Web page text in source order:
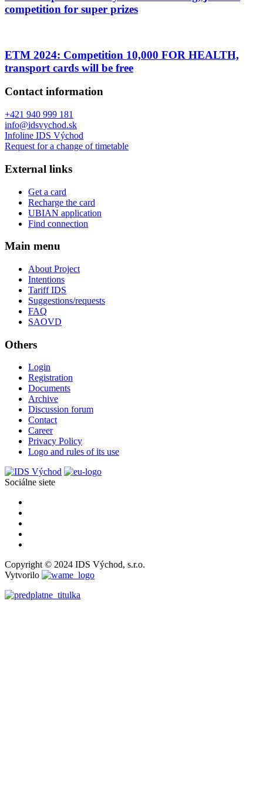
competition for super prizes
ETM 2024: Competition 10,000 FOR HEALTH,
transport cards will be free
Contact information
+421 940 999 181
info@idsvychod.sk
Infoline IDS Východ
Request for a change of timetable
External links
Get a card
Recharge the card
UBIAN application
Find connection
Main menu
About Project
Intentions
Tariff IDS
Suggestions/requests
FAQ
SAOVD
Others
Login
Registration
Documents
Archive
Discussion forum
Contact
Career
Privacy Policy
Logo and rules of its use
Sociálne siete
Copyright © 2024 IDS Východ, s.r.o.
Vytvorilo